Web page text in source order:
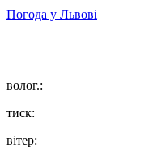
Погода у Львові
волог.:
тиск:
вітер: